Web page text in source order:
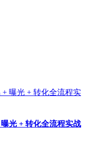
光 + 转化全流程实战